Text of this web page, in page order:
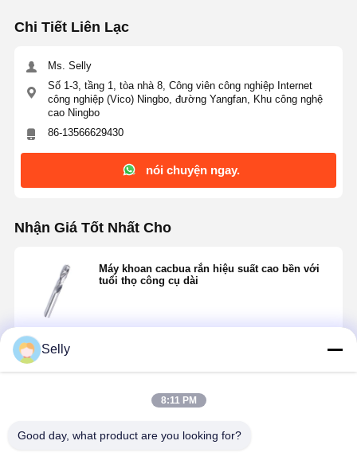
Chi Tiết Liên Lạc
Ms. Selly
Số 1-3, tầng 1, tòa nhà 8, Công viên công nghiệp Internet
công nghiệp (Vico) Ningbo, đường Yangfan, Khu công nghệ
cao Ningbo
86-13566629430
nói chuyện ngay.
Nhận Giá Tốt Nhất Cho
Máy khoan cacbua rắn hiệu suất cao bền với
tuổi thọ công cụ dài
Sản Phẩm Khuyến Cáo
Selly
8:11 PM
Good day, what product are you looking for?